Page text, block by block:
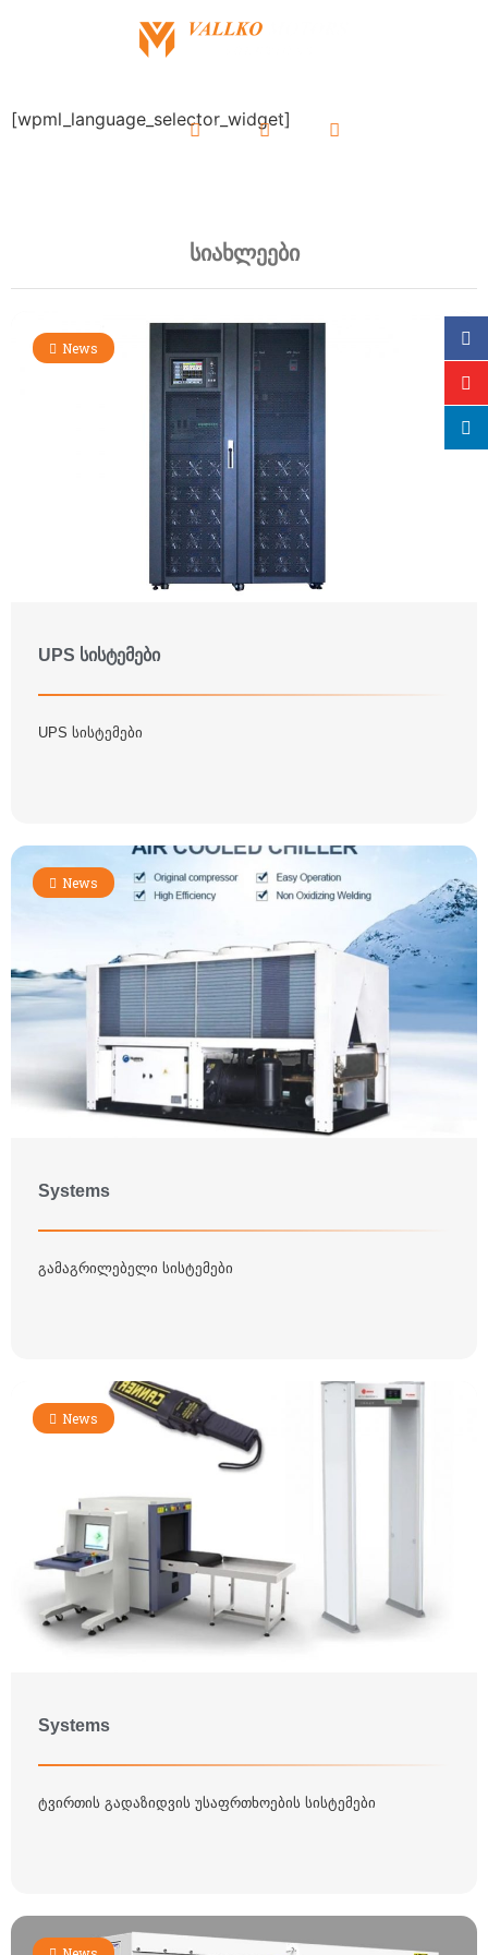
[wpml_language_selector_widget]
სიახლეები
News
UPS სისტემები
UPS სისტემები
News
Systems
გამაგრილებელი სისტემები
News
Systems
ტვირთის გადაზიდვის უსაფრთხოების სისტემები